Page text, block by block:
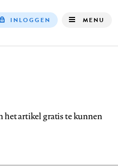
INLOGGEN MENU
het artikel gratis te kunnen